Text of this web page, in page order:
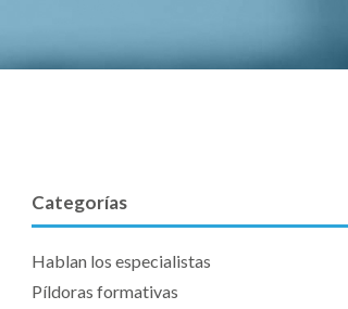
Categorías
Hablan los especialistas
Píldoras formativas